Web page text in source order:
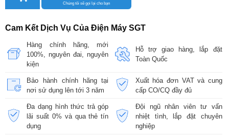
Chúng tôi sẽ gọi lại cho bạn
Cam Kết Dịch Vụ Của Điện Máy SGT
Hàng chính hãng, mới
100%, nguyên đai, nguyên
kiện
Hỗ trợ giao hàng, lắp đặt
Toàn Quốc
Bảo hành chính hãng tại
nơi sử dụng lên tới 3 năm
Xuất hóa đơn VAT và cung
cấp CO/CQ đầy đủ
Đa dạng hình thức trả góp
lãi suất 0% và qua thẻ tín
dụng
Đội ngũ nhân viên tư vấn
nhiệt tình, lắp đặt chuyên
nghiệp